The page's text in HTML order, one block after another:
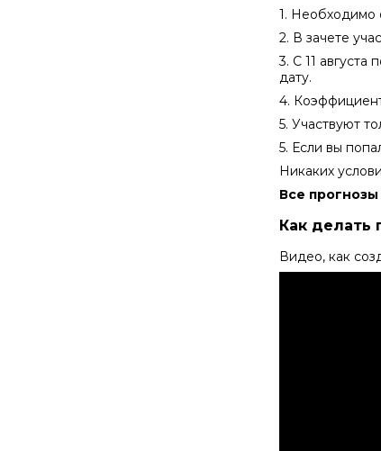
1. Необходимо
2. В зачете
3. С 11 августа
дату.
4.
5. Участвуют
5. Если вы
Никаких
Все
Как делать
Видео, как